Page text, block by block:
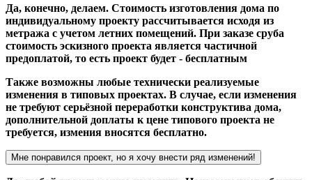
Да, конечно, делаем. Стоимость изготовления дома по
индивидуальному проекту рассчитывается исходя из
метража с учетом летних помещений. При заказе сруба
стоимость эскизного проекта является частичной
предоплатой, то есть проект будет - бесплатным
Также возможны любые технически реализуемые
изменения в типовых проектах. В случае, если изменения
не требуют серьёзной переработки конструктива дома,
дополнительной доплаты к цене типового проекта не
требуется, измения вносятся бесплатно.
Мне понравился проект, но я хочу внести ряд изменений!